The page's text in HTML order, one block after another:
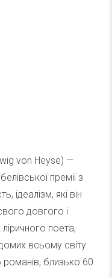
von Heyse) —
премії з
ідеалізм, які він
довгого і
поета,
всьому світу
близько 60